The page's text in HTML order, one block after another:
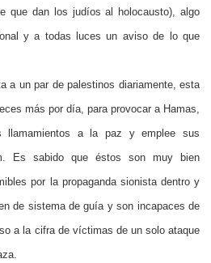
que dan los judíos al holocausto), algo
y a todas luces un aviso de lo que
a un par de palestinos diariamente, esta
más por día, para provocar a Hamas,
llamamientos a la paz y emplee sus
Es sabido que éstos son muy bien
por la propaganda sionista dentro y
de sistema de guía y son incapaces de
a la cifra de víctimas de un solo ataque